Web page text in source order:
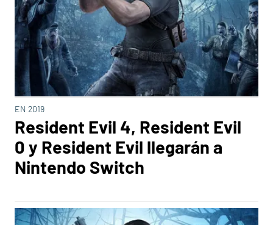
EN 2019
Resident Evil 4, Resident Evil
0 y Resident Evil llegarán a
Nintendo Switch